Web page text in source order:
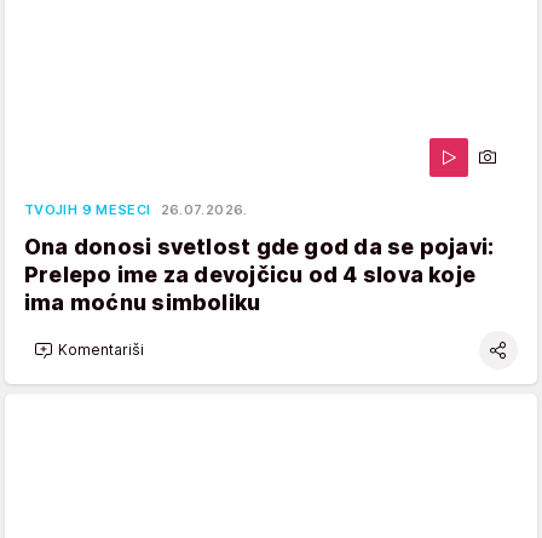
TVOJIH 9 MESECI 26.07.2026.
Ona donosi svetlost gde god da se pojavi:
Prelepo ime za devojčicu od 4 slova koje
ima moćnu simboliku
Komentariši